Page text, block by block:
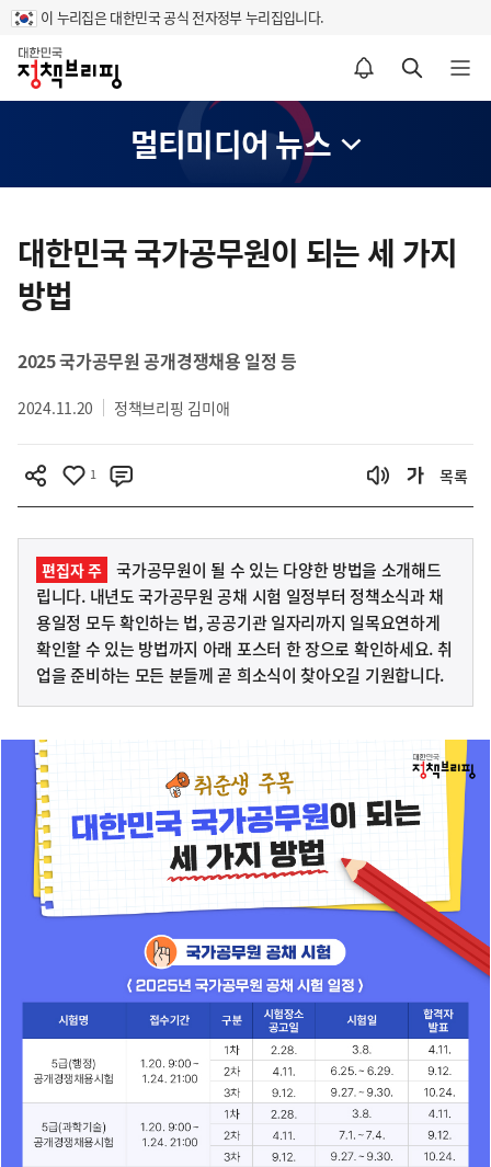
이 누리집은 대한민국 공식 전자정부 누리집입니다.
홈
알림설정 바로가기 검색 바로가기 메뉴 열기
멀티미디어 뉴스
텐
츠
영
대한민국 국가공무원이 되는 세 가지
방법
2025 국가공무원 공개경쟁채용 일정 등
2024.11.20 정책브리핑 김미애
1 목록
편집자 주
국가공무원이 될 수 있는 다양한 방법을 소개해드
립니다. 내년도 국가공무원 공채 시험 일정부터 정책소식과 채
용일정 모두 확인하는 법, 공공기관 일자리까지 일목요연하게
확인할 수 있는 방법까지 아래 포스터 한 장으로 확인하세요. 취
업을 준비하는 모든 분들께 곧 희소식이 찾아오길 기원합니다.